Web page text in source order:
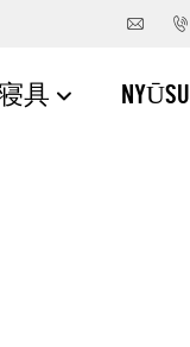
具 NYŪSU